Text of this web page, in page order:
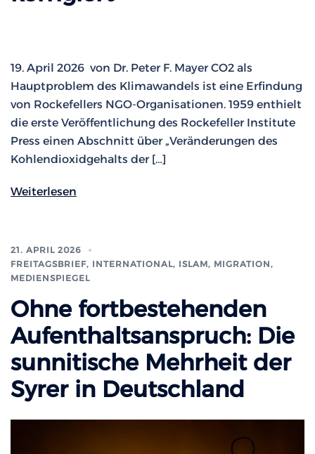
19. April 2026 von Dr. Peter F. Mayer CO2 als
Hauptproblem des Klimawandels ist eine Erfindung
von Rockefellers NGO-Organisationen. 1959 enthielt
die erste Veröffentlichung des Rockefeller Institute
Press einen Abschnitt über „Veränderungen des
Kohlendioxidgehalts der […]
Weiterlesen
21. APRIL 2026
FREITAGSBRIEF, INTERNATIONAL, ISLAM, MIGRATION,
MEDIENSPIEGEL
Ohne fortbestehenden
Aufenthaltsanspruch: Die
sunnitische Mehrheit der
Syrer in Deutschland